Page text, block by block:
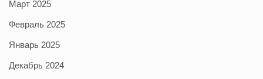
Март 2025
Февраль 2025
Январь 2025
Декабрь 2024